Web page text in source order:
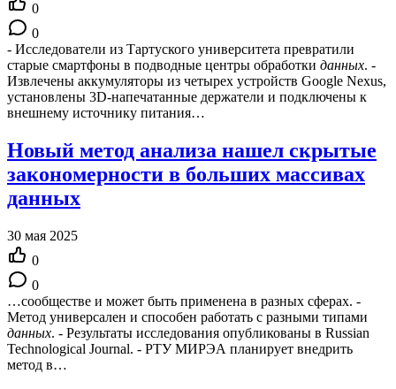
0
0
- Исследователи из Тартуского университета превратили
старые смартфоны в подводные центры обработки данных. -
Извлечены аккумуляторы из четырех устройств Google Nexus,
установлены 3D-напечатанные держатели и подключены к
внешнему источнику питания…
Новый метод анализа нашел скрытые
закономерности в больших массивах
данных
30 мая 2025
0
0
…сообществе и может быть применена в разных сферах. -
Метод универсален и способен работать с разными типами
данных. - Результаты исследования опубликованы в Russian
Technological Journal. - РТУ МИРЭА планирует внедрить
метод в…